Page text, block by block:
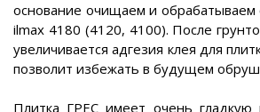
основание очищаем и обрабатываем
ilmax 4180 (4120, 4100). После
увеличивается адгезия клея для
позволит избежать в будущем
Плитка ГРЕС имеет очень